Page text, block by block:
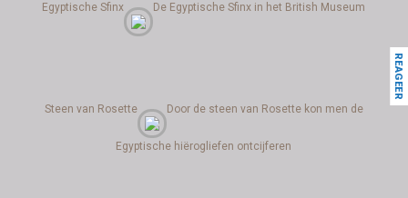
Egyptische Sfinx De Egyptische Sfinx in het British Museum
Steen van Rosette Door de steen van Rosette kon men de
Egyptische hiërogliefen ontcijferen
REAGEER